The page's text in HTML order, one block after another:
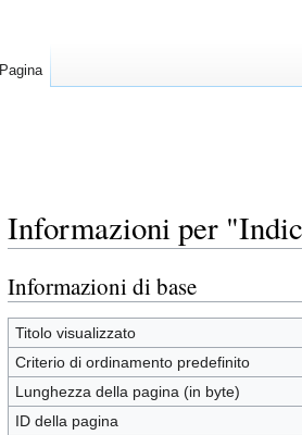
Informazioni per
Jump
to
navigation
Jump
to
search
Informazioni di base
Titolo visualizzato
Criterio di ordinamento predefinito
Lunghezza della pagina (in byte)
ID della pagina
Pagina